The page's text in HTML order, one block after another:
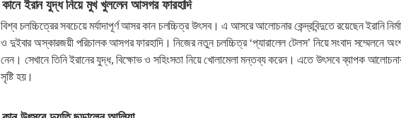
কানে ইরান যুদ্ধ নিয়ে মুখ খুললেন আসগর ফারহাদি
বিশ্ব চলচ্চিত্রের সবচেয়ে মর্যাদাপূর্ণ আসর কান চলচ্চিত্র উৎসব। এ আসরে আলোচনার কেন্দ্রবিন্দুতে রয়েছেন ইরানি
ও দুইবার অস্কারজয়ী পরিচালক আসগর ফারহাদি। নিজের নতুন চলচ্চিত্র ‘প্যারালেল টেলস’ নিয়ে সংবাদ সম্মেলনে
নেন। সেখানে তিনি ইরানের যুদ্ধ, বিক্ষোভ ও সহিংসতা নিয়ে খোলামেলা মন্তব্য করেন। এতে উৎসবে ব্যাপক
সৃষ্টি হয়।